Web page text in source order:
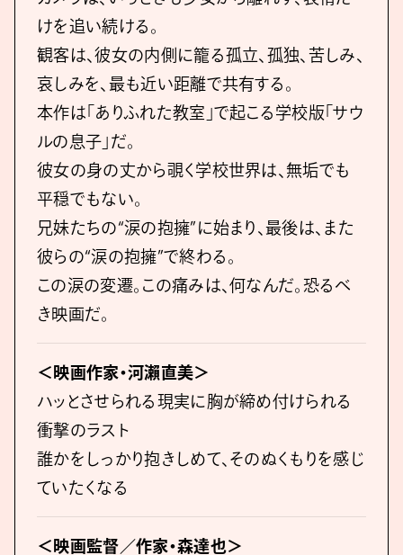
けを追い続ける。
観客は、彼⼥の内側に籠る孤⽴、孤独、苦しみ、
哀しみを、最も近い距離で共有する。
本作は「ありふれた教室」で起こる学校版「サウ
ルの息⼦」だ。
彼⼥の⾝の丈から覗く学校世界は、無垢でも
平穏でもない。
兄妹たちの“涙の抱擁”に始まり、最後は、また
彼らの“涙の抱擁”で終わる。
この涙の変遷。この痛みは、何なんだ。恐るべ
き映画だ。
＜映画作家・河瀨直美＞
ハッとさせられる現実に胸が締め付けられる
衝撃のラスト
誰かをしっかり抱きしめて、そのぬくもりを感じ
ていたくなる
＜映画監督／作家・森達也＞